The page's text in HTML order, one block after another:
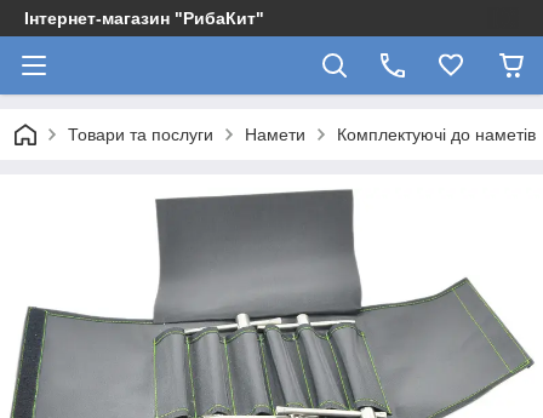
Інтернет-магазин "РибаКит"
Товари та послуги Намети Комплектуючі до наметів